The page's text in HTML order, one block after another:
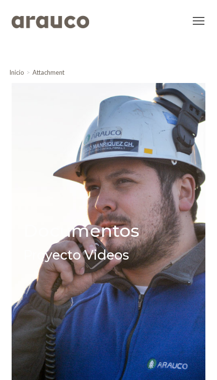
Inicio Attachment
Documentos
Proyecto Videos